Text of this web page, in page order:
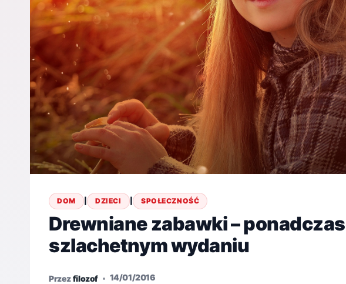
DOM | DZIECI | SPOŁECZNOŚĆ
Drewniane zabawki –
szlachetnym wydaniu
Przezfilozof 14/01/2016